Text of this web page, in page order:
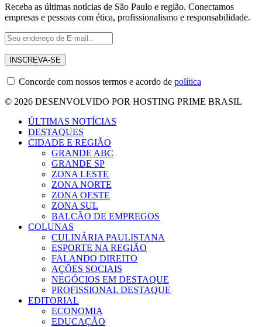
Receba as últimas notícias de São Paulo e região. Conectamos
empresas e pessoas com ética, profissionalismo e responsabilidade.
Concorde com nossos termos e acordo de política
© 2026 DESENVOLVIDO POR HOSTING PRIME BRASIL
ÚLTIMAS NOTÍCIAS
DESTAQUES
CIDADE E REGIÃO
GRANDE ABC
GRANDE SP
ZONA LESTE
ZONA NORTE
ZONA OESTE
ZONA SUL
BALCÃO DE EMPREGOS
COLUNAS
CULINÁRIA PAULISTANA
ESPORTE NA REGIÃO
FALANDO DIREITO
AÇÕES SOCIAIS
NEGÓCIOS EM DESTAQUE
PROFISSIONAL DESTAQUE
EDITORIAL
ECONOMIA
EDUCAÇÃO